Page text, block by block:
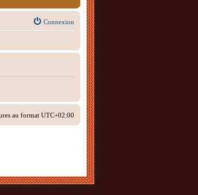
Connexion
au format UTC+02:00